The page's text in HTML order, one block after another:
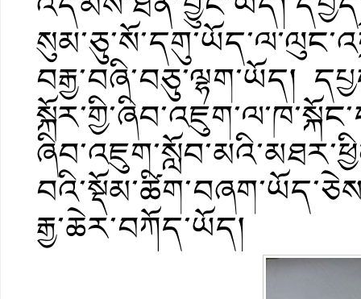
བརྒྱ་བཞི་བཅུ་ལྷག་ཡོད།
རྒྱ་ཆེར་བཀོད་ཡོད།